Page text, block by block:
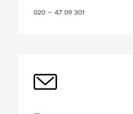
020 – 47 09 301